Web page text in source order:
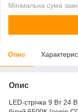
Мінімальна сума
Опис
Опис
LED-стрічка 9 Вт 24